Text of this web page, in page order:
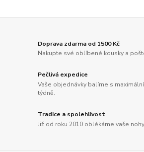
Doprava zdarma od 1500 Kč
Nakupte své oblíbené kousky a
Pečlivá expedice
Vaše objednávky balíme s
týdně.
Tradice a spolehlivost
Již od roku 2010 oblékáme vaše